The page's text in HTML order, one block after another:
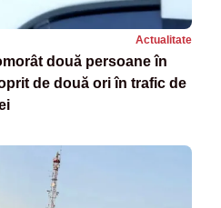
Actualitate
două persoane în
de două ori în trafic de